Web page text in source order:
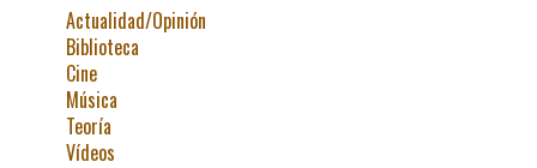
Actualidad/Opinión
Biblioteca
Cine
Música
Teoría
Vídeos